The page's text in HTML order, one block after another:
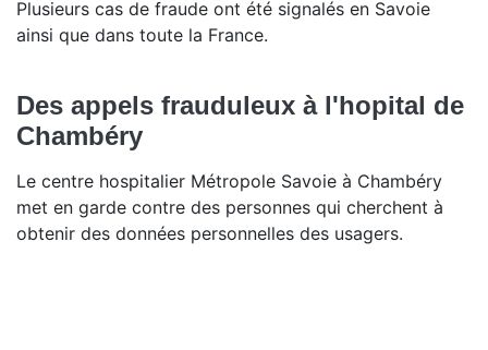
Plusieurs cas de fraude ont été signalés en Savoie
ainsi que dans toute la France.
Des appels frauduleux à l'hopital de
Chambéry
Le centre hospitalier Métropole Savoie à Chambéry
met en garde contre des personnes qui cherchent à
obtenir des données personnelles des usagers.